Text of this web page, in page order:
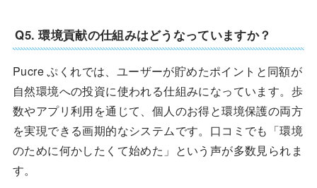
Q5. 環境貢献の仕組みはどうなっていますか？
Pucre ぷくれでは、ユーザーが貯めたポイントと同額が
自然環境への投資に使われる仕組みになっています。歩
数やアプリ利用を通じて、個人のお得と環境保護の両方
を実現できる画期的なシステムです。口コミでも「環境
のために何かしたくて始めた」という声が多数見られま
す。